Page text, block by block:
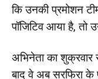
कि उनकी प्रमोशन
पॉजिटिव आया है, तो
अभिनेता का
बाद वे अब सरफिरा